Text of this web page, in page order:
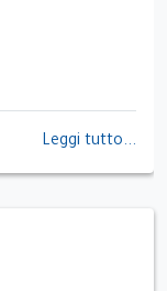
Leggi tutto...